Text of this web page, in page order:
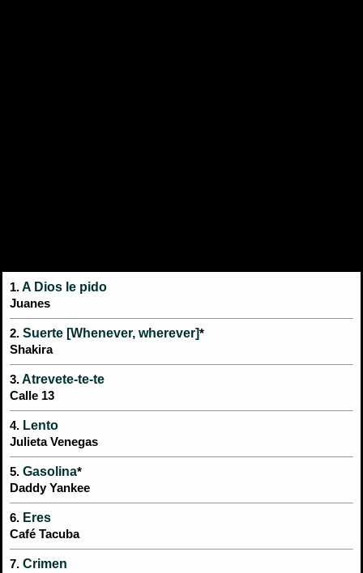
1.A Dios le pido
Juanes
2. Suerte [Whenever, wherever]*
Shakira
3.Atrevete-te-te
Calle 13
4. Lento
Julieta Venegas
5. Gasolina*
Daddy Yankee
6. Eres
Café Tacuba
7. Crimen